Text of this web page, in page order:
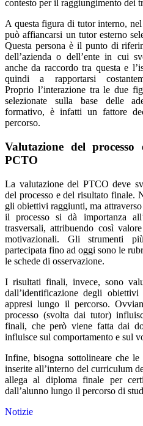
contesto per il raggiungimento dei
A questa figura di tutor interno,
può affiancarsi un tutor esterno
Questa persona è il punto di
dell’azienda o dell’ente in cui
anche da raccordo tra questa e
quindi a rapportarsi
Proprio l’interazione tra le due
selezionate sulla base delle
formativo, è infatti un fattore
percorso.
Valutazione del
PCTO
La valutazione del PTCO deve
del processo e del risultato finale.
gli obiettivi raggiunti, ma
il processo si dà importanza
trasversali, attribuendo così
motivazionali. Gli strumenti
partecipata fino ad oggi sono le
le schede di osservazione.
I risultati finali, invece, sono
dall’identificazione degli
appresi lungo il percorso.
processo (svolta dai tutor)
finali, che però viene fatta dai
influisce sul comportamento e sul
Infine, bisogna sottolineare che
inserite all’interno del curriculum
allega al diploma finale per
dall’alunno lungo il percorso di
Notizie